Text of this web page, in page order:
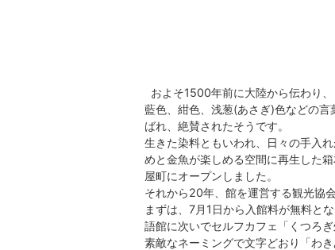
およそ1500年前に大陸から伝わり
藍色、紺色、浅葱(あさぎ)色などの
ばれ、絶賛されたそうです。
生きた染料ともいわれ、日々の手入
めと金魚が楽しめる空間に再生した
屋町にオープンしました。
それから20年、館を運営する観光協
まずは、7月1日から入館料が無料と
語館に次いでセルフカフェ「くつろ
素敵なネーミングで文字どおり「わ